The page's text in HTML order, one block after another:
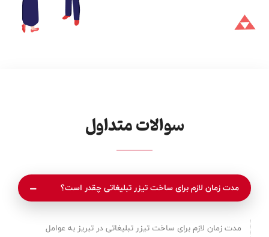
سوالات متداول
مدت زمان لازم برای ساخت تیزر تبلیغاتی چقدر است؟
مدت زمان لازم برای ساخت تیزر تبلیغاتی در تبریز به عوامل